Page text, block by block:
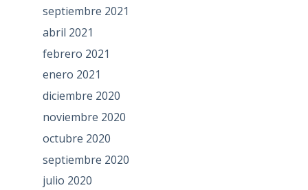
septiembre 2021
abril 2021
febrero 2021
enero 2021
diciembre 2020
noviembre 2020
octubre 2020
septiembre 2020
julio 2020